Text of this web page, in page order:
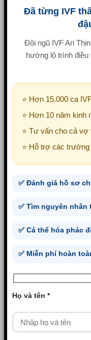
Đã từng IVF
Đội ngũ IVF An
hướng lộ trình điều
⭐ Hơn 15.000 ca
⭐ Hơn 10 năm kinh
⭐ Tư vấn cho cả vợ
⭐ Hỗ trợ các
✅ Đánh giá hồ sơ
✅ Tìm nguyên nhân
✅ Cá thể hóa phác
✅ Miễn phí hoàn
Họ và tên *